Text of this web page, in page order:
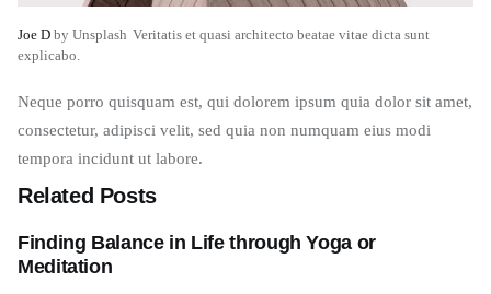
Joe D by Unsplash Veritatis et quasi architecto beatae vitae dicta sunt
explicabo.
Neque porro quisquam est, qui dolorem ipsum quia dolor sit amet,
consectetur, adipisci velit, sed quia non numquam eius modi
tempora incidunt ut labore.
Related Posts
Finding Balance in Life through Yoga or
Meditation